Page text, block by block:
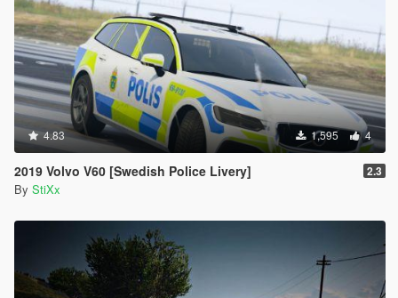
4.83 1,595 4
2019 Volvo V60 [Swedish Police Livery] 2.3
By StiXx